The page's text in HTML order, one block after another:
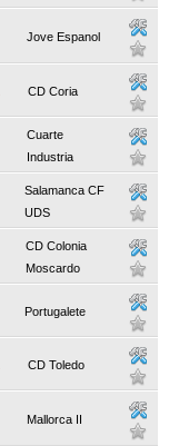
Jove Espanol
CD Coria
Cuarte
Industria
Salamanca CF
UDS
CD Colonia
Moscardo
Portugalete
CD Toledo
Mallorca II